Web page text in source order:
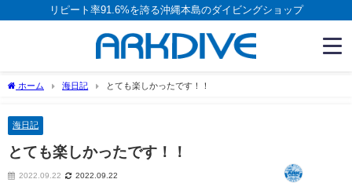
リピート率91.6%を誇る沖縄本島のダイビングショップ
ホーム 海日記 とても楽しかったです！！
海日記
とても楽しかったです！！
2022.09.22 2022.09.22